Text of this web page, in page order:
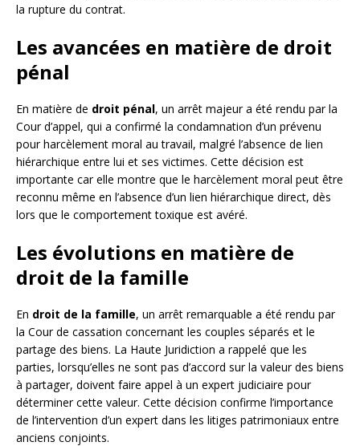
la rupture du contrat.
Les avancées en matière de droit
pénal
En matière de droit pénal, un arrêt majeur a été rendu par la
Cour d’appel, qui a confirmé la condamnation d’un prévenu
pour harcèlement moral au travail, malgré l’absence de lien
hiérarchique entre lui et ses victimes. Cette décision est
importante car elle montre que le harcèlement moral peut être
reconnu même en l’absence d’un lien hiérarchique direct, dès
lors que le comportement toxique est avéré.
Les évolutions en matière de
droit de la famille
En droit de la famille, un arrêt remarquable a été rendu par
la Cour de cassation concernant les couples séparés et le
partage des biens. La Haute Juridiction a rappelé que les
parties, lorsqu’elles ne sont pas d’accord sur la valeur des biens
à partager, doivent faire appel à un expert judiciaire pour
déterminer cette valeur. Cette décision confirme l’importance
de l’intervention d’un expert dans les litiges patrimoniaux entre
anciens conjoints.